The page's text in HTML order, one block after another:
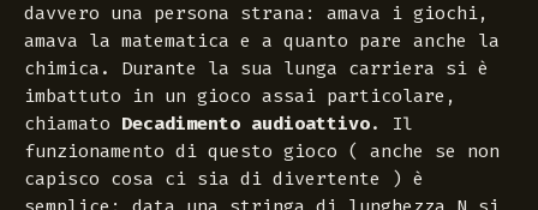
davvero una persona strana: amava i giochi,
amava la matematica e a quanto pare anche la
chimica. Durante la sua lunga carriera si è
imbattuto in un gioco assai particolare,
chiamato Decadimento audioattivo. Il
funzionamento di questo gioco ( anche se non
capisco cosa ci sia di divertente ) è